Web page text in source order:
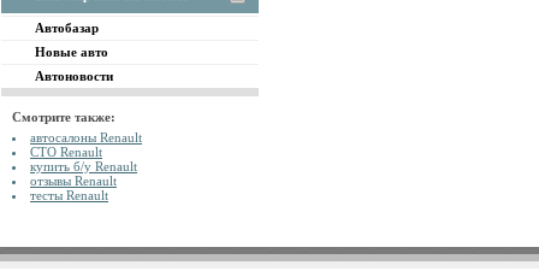
Автобазар
Новые авто
Автоновости
Смотрите также:
автосалоны Renault
СТО Renault
купить б/у Renault
отзывы Renault
тесты Renault